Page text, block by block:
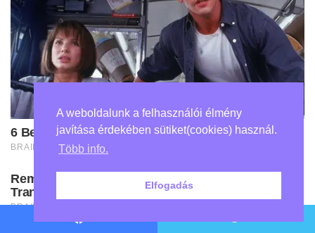
A weboldalunk a felhasználói élmény
javítása érdekében sütiket(cookies) használ.
Több info.
Elfogadás